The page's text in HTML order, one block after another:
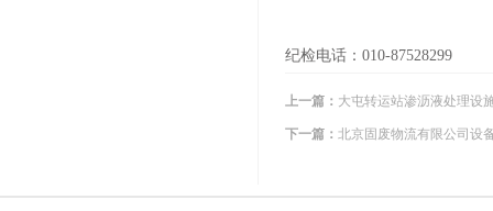
纪检电话：010-87528299
上一篇： 大屯转运站渗沥液处理设
下一篇： 北京固废物流有限公司设